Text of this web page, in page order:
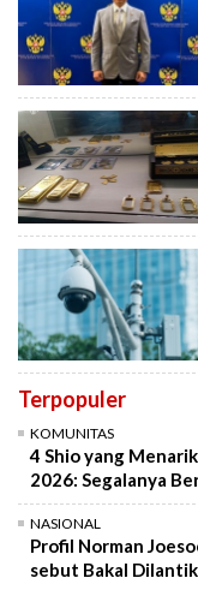
Terpopuler
KOMUNITAS
4 Shio yang
2026: Segalanya
NASIONAL
Profil Norman
sebut Bakal Dilantik